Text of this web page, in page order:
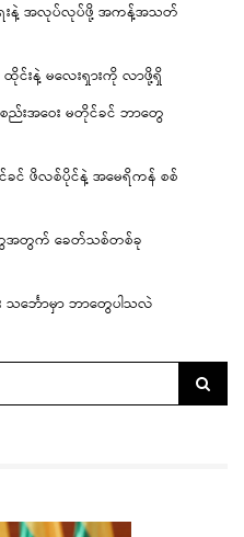
ရေးနဲ့ အလုပ်လုပ်ဖို့ အကန့်အသတ်
န် ထိုင်းနဲ့ မလေးရှားကို လာဖို့ရှိ
းအဝေး မတိုင်ခင် ဘာတွေ
ခင် ဖိလစ်ပိုင်နဲ့ အမေရိကန် စစ်
ေအတွက် ခေတ်သစ်တစ်ခု
သင်္ဘောမှာ ဘာတွေပါသလဲ